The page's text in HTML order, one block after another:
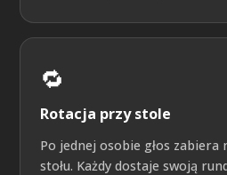
🔁
Rotacja przy stole
Po jednej osobie głos zabiera
stołu. Każdy dostaje swoją